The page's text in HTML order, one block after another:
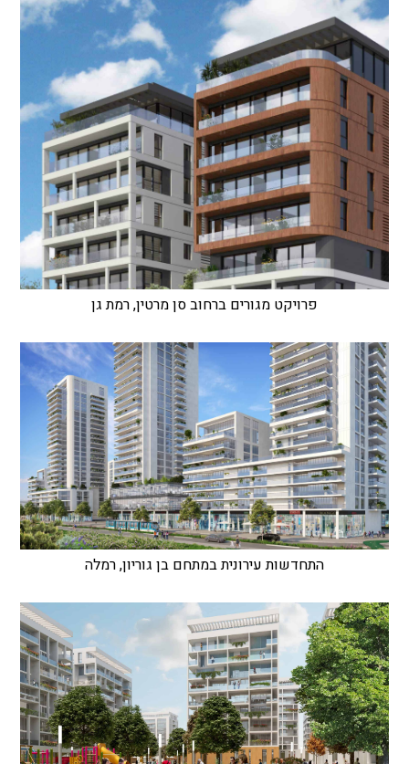
פרויקט מגורים ברחוב סן מרטין, רמת גן
התחדשות עירונית במתחם בן גוריון, רמלה